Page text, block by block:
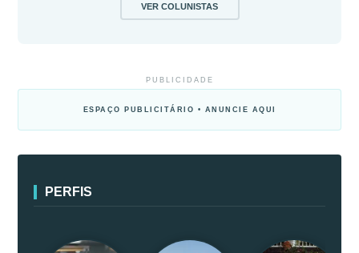
VER COLUNISTAS
PUBLICIDADE
ESPAÇO PUBLICITÁRIO • ANUNCIE AQUI
PERFIS